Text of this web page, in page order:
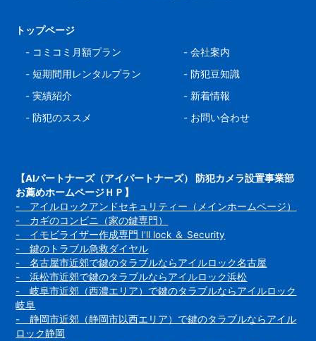
トップページ
- コミコミ月額プラン
-短期間用レンタルプラン
-実績紹介
-防犯のススメ
-会社案内
- 防犯豆知識
- 新着情報
- お問い合わせ
【AIパートナーズ（アイパートナーズ） 防犯カメラ設置事業部
お薦めホームページＨＰ】
- アイルロックアンドセキュリティー（メインホームページ）
- カギのコンビニ（家の鍵専門）
- イモビライザー作成専門 I'll lock ＆ Security
- 鍵のトラブル急救ダイヤル
- 名古屋市近郊で鍵のタラブルならアイルロック名古屋
- 浜松市近郊で鍵のタラブルならアイルロック浜松
- 岐阜市近郊（西濃エリア）で鍵のタラブルならアイルロック
岐阜
- 静岡市近郊（静岡市以西エリア）で鍵のタラブルならアイル
ロック静岡